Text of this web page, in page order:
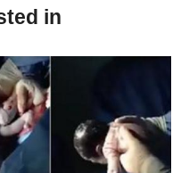
τους, αλλά και με
και όλοι μαζί μέσα σε
στην Παναγία την
έχουμε
μας από ό,τι
in